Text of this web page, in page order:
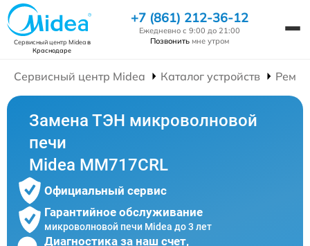
Сервисный центр Mideaв
Краснодаре
+7 (861) 212-36-12
Ежедневно с 9:00 до 21:00
Позвонить мне утром
Сервисный центр Midea Каталог устройств
Замена ТЭН микроволновой
печи
Midea MM717CRL
Официальный сервис
Гарантийное обслуживание
микроволновой печи Midea до 3 лет
Диагностика за наш счет,